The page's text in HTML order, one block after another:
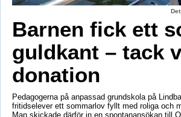
Barnen fick ett
guldkant – tack
donation
Pedagogerna på anpassad grundskola på
fritidselever ett sommarlov fyllt med roliga och
Man skickade därför in en spontanansökan till